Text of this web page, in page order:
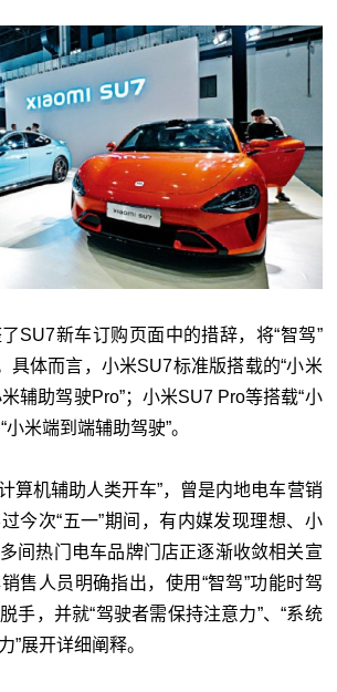
SU7新车订购页面中的措辞，将“智驾”
具体而言，小米SU7标准版搭载的“小米
辅助驾驶Pro”；小米SU7 Pro等搭载“小
米端到端辅助驾驶”。
算机辅助人类开车”，曾是内地电车营销
今次“五一”期间，有内媒发现理想、小
间热门电车品牌门店正逐渐收敛相关宣
售人员明确指出，使用“智驾”功能时驾
手，并就“驾驶者需保持注意力”、“系统
”展开详细阐释。